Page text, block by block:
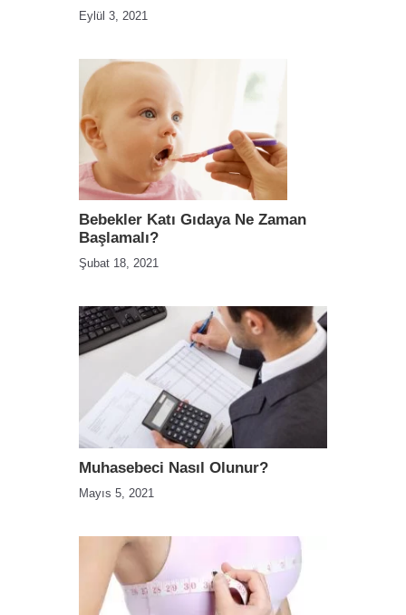
Eylül 3, 2021
Bebekler Katı Gıdaya Ne Zaman
Başlamalı?
Şubat 18, 2021
Muhasebeci Nasıl Olunur?
Mayıs 5, 2021